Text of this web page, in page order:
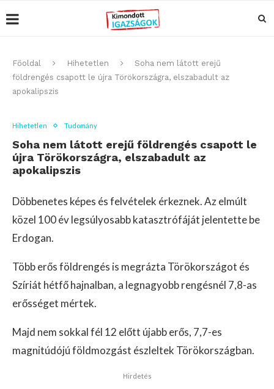
Főoldal Hihetetlen
Soha nem látott erejű
földrengés csapott le újra Törökországra, elszabadult az
apokalipszis
Hihetetlen Tudomány
Soha nem látott erejű földrengés csapott le
újra Törökországra, elszabadult az
apokalipszis
Döbbenetes képes és felvételek érkeznek. Az elmúlt
közel 100 év legsúlyosabb katasztrófáját jelentette be
Erdogan.
Több erős földrengés is megrázta Törökországot és
Szíriát hétfő hajnalban, a legnagyobb rengésnél 7,8-as
erősséget mértek.
Majd nem sokkal fél 12 előtt újabb erős, 7,7-es
magnitúdójú földmozgást észleltek Törökországban.
Hirdetés